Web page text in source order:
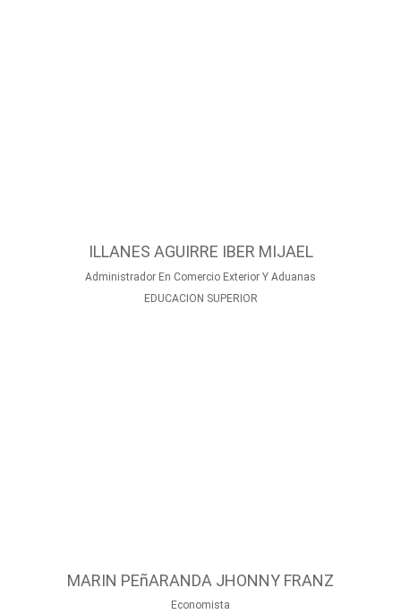
ILLANES AGUIRRE IBER MIJAEL
Administrador En Comercio Exterior Y Aduanas
EDUCACION SUPERIOR
MARIN PEñARANDA JHONNY FRANZ
Economista